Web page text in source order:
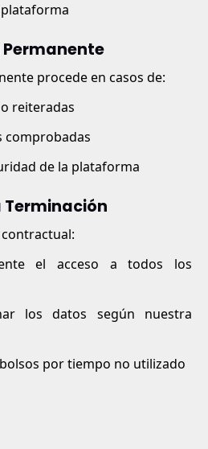
Permanente
procede en casos de:
reiteradas
comprobadas
de la plataforma
Terminación
el acceso a todos los
los datos según nuestra
por tiempo no utilizado